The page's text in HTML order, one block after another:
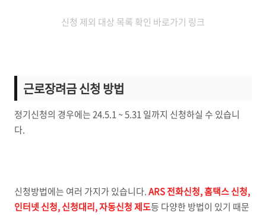
신청 제외 대상 목록 확인 바로가기 링크
근로장려금 신청 방법
정기신청의 경우에는 24.5.1 ~ 5.31 일까지 신청하실 수 있습니
다.
신청방법에는 여러 가지가 있습니다.ARS 전화신청, 홈택스 신청,
인터넷 신청, 신청대리, 자동신청 제도등 다양한 방법이 있기 때문